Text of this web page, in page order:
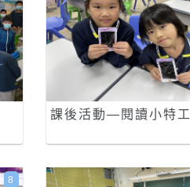
課後活動—閱讀小特工
8